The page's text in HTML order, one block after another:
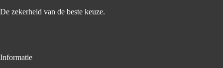
De zekerheid van de beste keuze.
Informatie